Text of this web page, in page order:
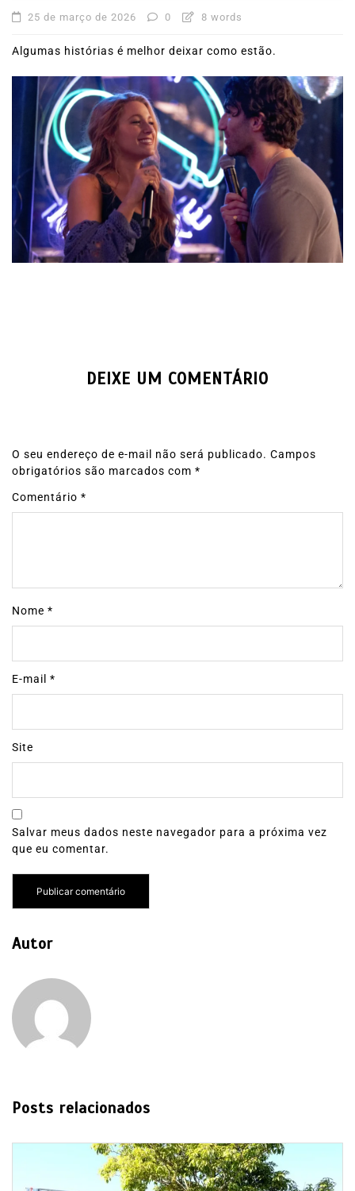
25 de março de 2026 0 8 words
Algumas histórias é melhor deixar como estão.
DEIXE UM COMENTÁRIO
O seu endereço de e-mail não será publicado. Campos
obrigatórios são marcados com *
Comentário *
Nome *
E-mail *
Site
Salvar meus dados neste navegador para a próxima vez
que eu comentar.
Autor
Posts relacionados